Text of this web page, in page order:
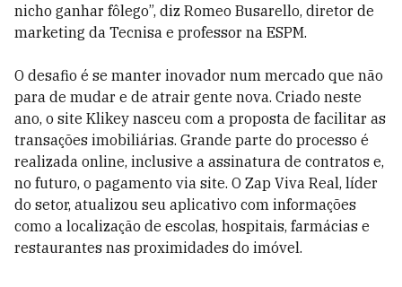
nicho ganhar fôlego”, diz Romeo Busarello, diretor de
marketing da Tecnisa e professor na ESPM.
O desafio é se manter inovador num mercado que não
para de mudar e de atrair gente nova. Criado neste
ano, o site Klikey nasceu com a proposta de facilitar as
transações imobiliárias. Grande parte do processo é
realizada online, inclusive a assinatura de contratos e,
no futuro, o pagamento via site. O Zap Viva Real, líder
do setor, atualizou seu aplicativo com informações
como a localização de escolas, hospitais, farmácias e
restaurantes nas proximidades do imóvel.